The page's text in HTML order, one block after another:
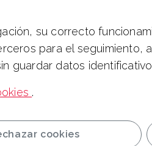
su correcto
para el seguimiento,
guardar datos
.
cookies